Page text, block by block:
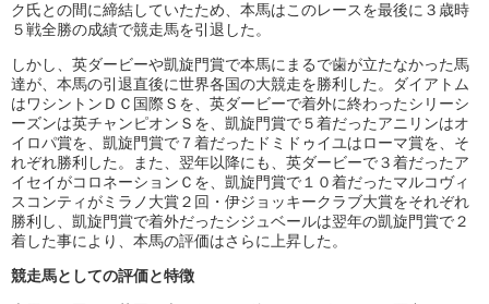
ク氏との間に締結していたため、本馬はこのレースを最後に３歳時
５戦全勝の成績で競走馬を引退した。
しかし、英ダービーや凱旋門賞で本馬にまるで歯が立たなかった馬
達が、本馬の引退直後に世界各国の大競走を勝利した。ダイアトム
はワシントンＤＣ国際Ｓを、英ダービーで着外に終わったシリーシ
ーズンは英チャンピオンＳを、凱旋門賞で５着だったアニリンはオ
イロパ賞を、凱旋門賞で７着だったドミドゥイユはローマ賞を、そ
れぞれ勝利した。また、翌年以降にも、英ダービーで３着だったア
イセイがコロネーションＣを、凱旋門賞で１０着だったマルコヴィ
スコンティがミラノ大賞２回・伊ジョッキークラブ大賞をそれぞれ
勝利し、凱旋門賞で着外だったシジュベールは翌年の凱旋門賞で２
着した事により、本馬の評価はさらに上昇した。
競走馬としての評価と特徴